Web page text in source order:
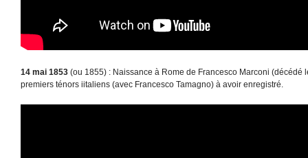
14 mai 1853 (ou 1855) : Naissance à Rome de Francesco Marconi (décédé
premiers ténors iitaliens (avec Francesco Tamagno) à avoir enregistré.